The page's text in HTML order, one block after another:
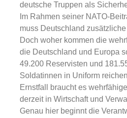
deutsche Truppen als
Im Rahmen seiner NATO-
muss Deutschland
Doch woher kommen die
die Deutschland und Europa
49.200 Reservisten und
Soldatinnen in Uniform
Ernstfall braucht es
derzeit in Wirtschaft und
Genau hier beginnt die